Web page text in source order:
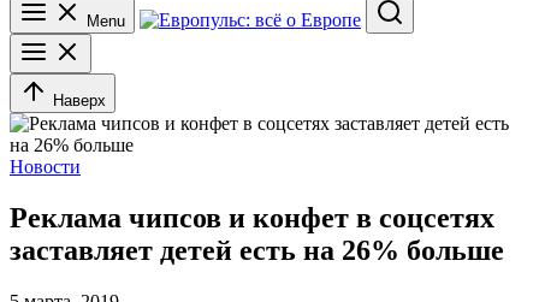
Menu
Search
Наверх
Новости
Реклама чипсов и конфет в соцсетях
заставляет детей есть на 26% больше